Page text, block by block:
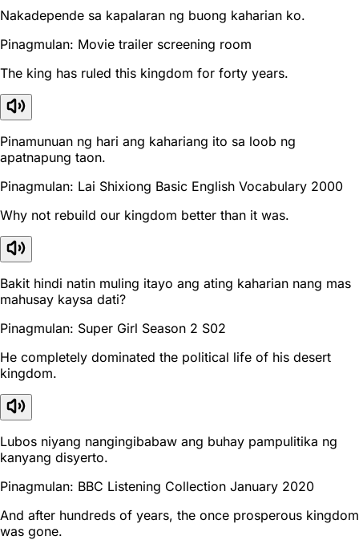
Nakadepende sa kapalaran ng buong kaharian ko.
Pinagmulan: Movie trailer screening room
The king has ruled this kingdom for forty years.
Pinamunuan ng hari ang kahariang ito sa loob ng
apatnapung taon.
Pinagmulan: Lai Shixiong Basic English Vocabulary 2000
Why not rebuild our kingdom better than it was.
Bakit hindi natin muling itayo ang ating kaharian nang mas
mahusay kaysa dati?
Pinagmulan: Super Girl Season 2 S02
He completely dominated the political life of his desert
kingdom.
Lubos niyang nangingibabaw ang buhay pampulitika ng
kanyang disyerto.
Pinagmulan: BBC Listening Collection January 2020
And after hundreds of years, the once prosperous kingdom
was gone.